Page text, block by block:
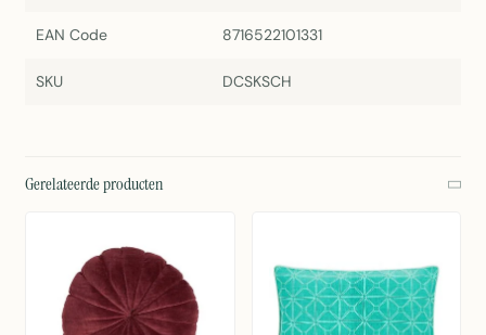
EAN Code 8716522101331
SKU DCSKSCH
Gerelateerde producten